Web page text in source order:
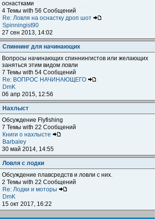
оснастками
4 Темы with 56 Сообщений
Re: Ловля на оснастку дроп шот
Spinningist90
27 сен 2013, 14:02
Спиннинг для начинающих
Вопросы начинающих спиннингистов или желающих
заняться этим видом ловли
7 Темы with 54 Сообщений
Re: ВОПРОС НАЧИНАЮЩЕГО
DmK
06 апр 2015, 12:56
Нахлыст
Обсуждение Flyfishing
7 Темы with 22 Сообщений
Книги о нахлысте
Barbaley
30 май 2014, 14:55
Ловля с лодки
Обсуждение плавсредств и ловли с них.
2 Темы with 22 Сообщений
Re: Лодки и моторы
DmK
15 окт 2017, 16:22